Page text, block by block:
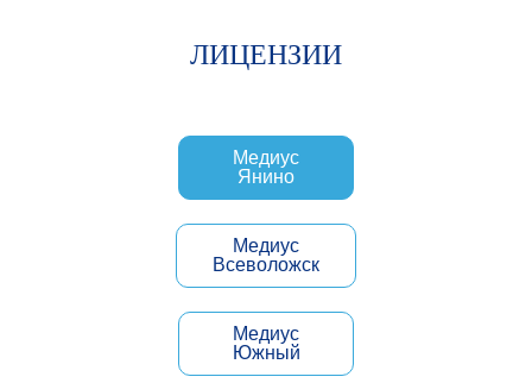
ЛИЦЕНЗИИ
Медиус
Янино
Медиус
Всеволожск
Медиус
Южный